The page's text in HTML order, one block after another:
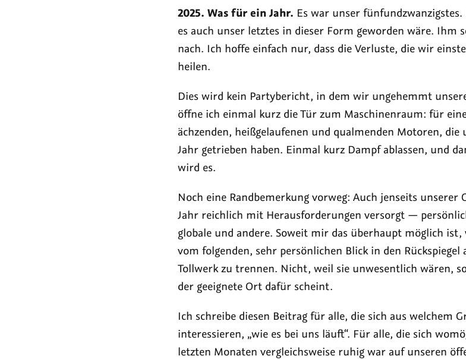
2026 2025
2025. Was für ein Jahr. Es war unser
es auch unser letztes in dieser Form geworden wäre. Ihm
nach. Ich hoffe einfach nur, dass die Verluste, die wir
heilen.
Dies wird kein Partybericht, in dem wir ungehemmt
öffne ich einmal kurz die Tür zum Maschinenraum: für
ächzenden, heißgelaufenen und qualmenden Motoren,
Jahr getrieben haben. Einmal kurz Dampf ablassen, und
wird es.
Noch eine Randbemerkung vorweg: Auch jenseits unserer
Jahr reichlich mit Herausforderungen versorgt —
globale und andere. Soweit mir das überhaupt möglich ist,
vom folgenden, sehr persönlichen Blick in den
Tollwerk zu trennen. Nicht, weil sie unwesentlich wären,
der geeignete Ort dafür scheint.
Ich schreibe diesen Beitrag für alle, die sich aus welchem
interessieren, „wie es bei uns läuft“. Für alle, die sich
letzten Monaten vergleichsweise ruhig war auf unseren